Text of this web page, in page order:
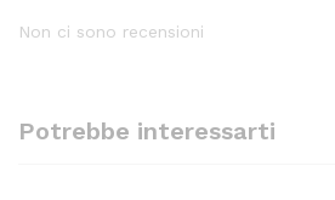
Non ci sono recensioni
Potrebbe interessarti